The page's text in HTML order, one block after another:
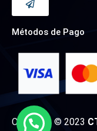
Métodos de Pago
Copyright © 2023